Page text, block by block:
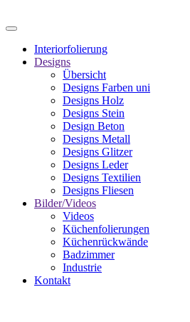
Interiorfolierung
Designs
Übersicht
Designs Farben uni
Designs Holz
Designs Stein
Design Beton
Designs Metall
Designs Glitzer
Designs Leder
Designs Textilien
Designs Fliesen
Bilder/Videos
Videos
Küchenfolierungen
Küchenrückwände
Badzimmer
Industrie
Kontakt